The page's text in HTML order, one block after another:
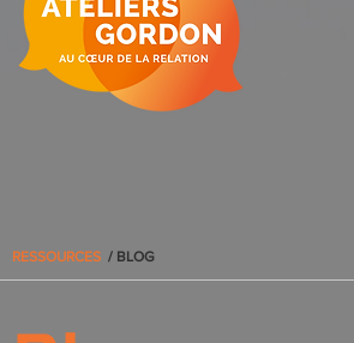
RESSOURCES / BLOG